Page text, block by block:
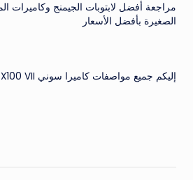
مراجعة أفضل لابتوبات الجيمنج وكاميرات
الصغيرة بأفضل الأسعار
إليكم جميع مواصفات كاميرا سوني Sony RX100 VII